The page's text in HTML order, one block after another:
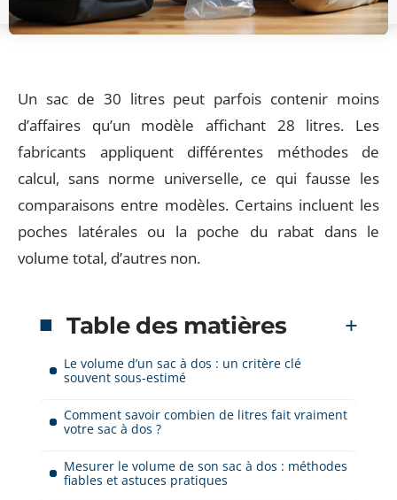
Un sac de 30 litres peut parfois contenir moins
d’affaires qu’un modèle affichant 28 litres. Les
fabricants appliquent différentes méthodes de
calcul, sans norme universelle, ce qui fausse les
comparaisons entre modèles. Certains incluent les
poches latérales ou la poche du rabat dans le
volume total, d’autres non.
Table des matières
Le volume d’un sac à dos : un critère clé
souvent sous-estimé
Comment savoir combien de litres fait vraiment
votre sac à dos ?
Mesurer le volume de son sac à dos : méthodes
fiables et astuces pratiques